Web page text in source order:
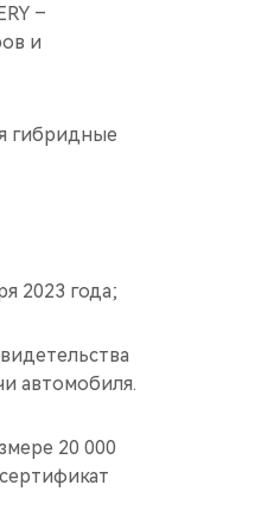
–
и
гибридные
2023 года;
автомобиля.
20 000